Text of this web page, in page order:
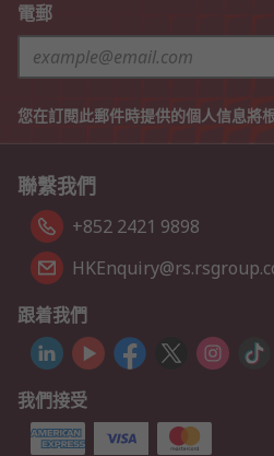
電郵
您在訂閱此郵件時提供的個人信息將
聯繫我們
+852 2421 9898
跟着我們
我們接受